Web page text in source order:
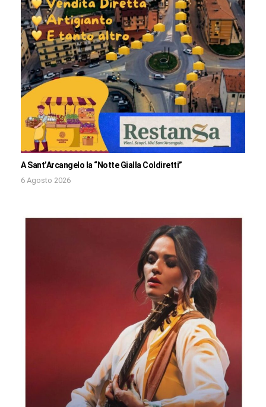
A Sant’Arcangelo la “Notte Gialla Coldiretti”
6 Agosto 2026